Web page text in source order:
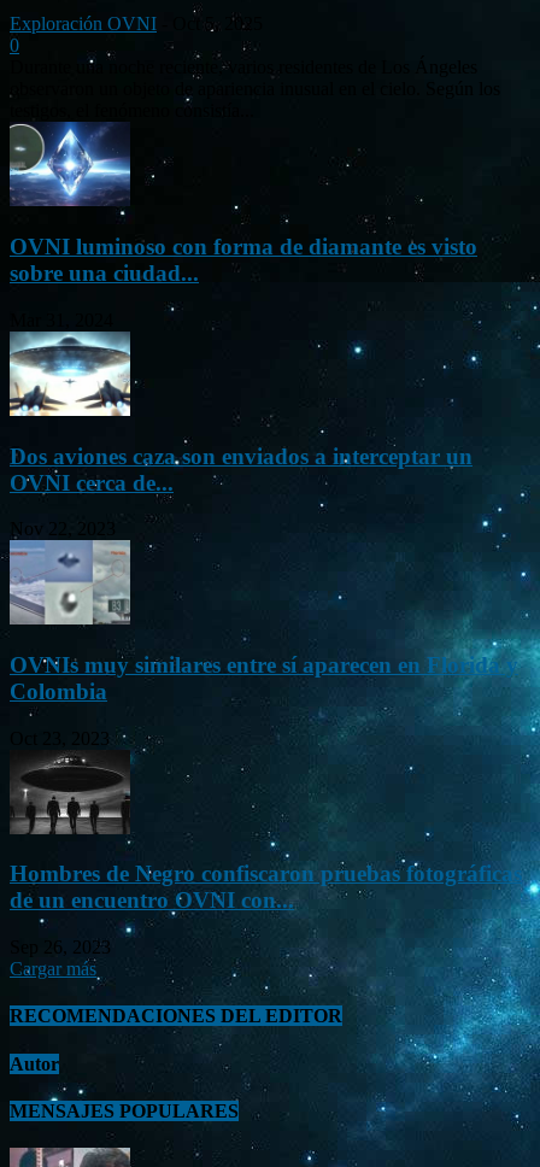
Exploración OVNI
Oct 5, 2025
0
Durante una noche reciente, varios residentes de Los Ángeles
testigos, el fenómeno consistía...
OVNI luminoso con forma de diamante es visto
sobre una ciudad...
Dos aviones caza son enviados a interceptar un
OVNI cerca de...
Nov 22, 2023
OVNIs muy similares entre sí aparecen en Florida y
Colombia
Oct 23, 2023
Hombres de Negro confiscaron pruebas fotográficas
de un encuentro OVNI con...
Sep 26, 2023
Cargar más
RECOMENDACIONES DEL EDITOR
Autor
MENSAJES POPULARES